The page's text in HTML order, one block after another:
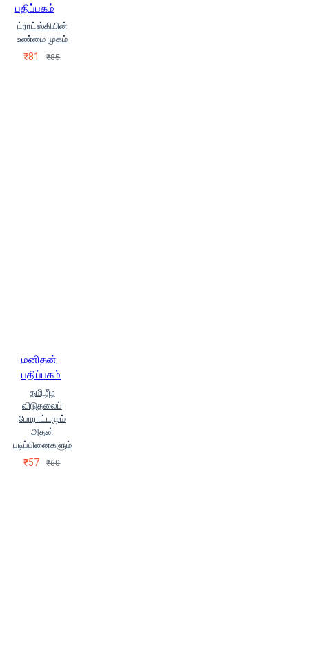
பதிப்பகம்
ட்ராட்ஸ்கியின்
உண்மை முகம்
₹81 ₹85
மனிதன்
பதிப்பகம்
தமிழீழ
விடுதலைப்
போராட்டமும்
அதன்
படிப்பினைகளும்
₹57 ₹60